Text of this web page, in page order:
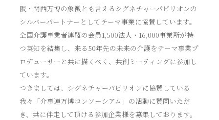
阪・関西万博の象徴とも言えるシグネチャーパビリオンの
シルバーパートナーとしてテーマ事業に協賛しています。
全国介護事業者連盟の会員1,500法人・16,000事業所が持
つ英知を結集し、来る50年先の未来の介護をテーマ事業プ
ロデューサーと共に描くべく、共創ミーティングに参加し
ています。
つきましては、シグネチャーパビリオンに協賛している
我々「介事連万博コンソーシアム」の活動に賛同いただ
き、共に伴走して頂ける参加企業様を募集しております。